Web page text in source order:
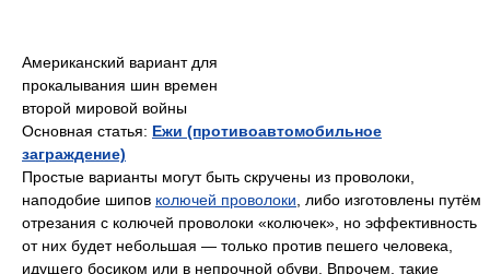
Американский вариант для
прокалывания шин времен
второй мировой войны
Основная статья: Ежи (противоавтомобильное
заграждение)
Простые варианты могут быть скручены из проволоки,
наподобие шипов колючей проволоки, либо изготовлены путём
отрезания с колючей проволоки «колючек», но эффективность
от них будет небольшая — только против пешего человека,
идущего босиком или в непрочной обуви. Впрочем, такие